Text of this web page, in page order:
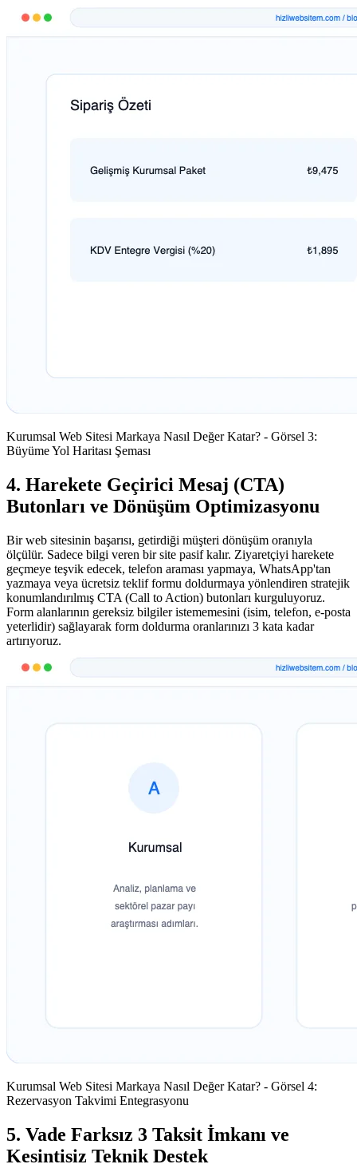
Kurumsal Web Sitesi Markaya Nasıl Değer Katar? - Görsel 3:
Büyüme Yol Haritası Şeması
4. Harekete Geçirici Mesaj (CTA)
Butonları ve Dönüşüm Optimizasyonu
Bir web sitesinin başarısı, getirdiği müşteri dönüşüm oranıyla
ölçülür. Sadece bilgi veren bir site pasif kalır. Ziyaretçiyi harekete
geçmeye teşvik edecek, telefon araması yapmaya, WhatsApp'tan
yazmaya veya ücretsiz teklif formu doldurmaya yönlendiren stratejik
konumlandırılmış CTA (Call to Action) butonları kurguluyoruz.
Form alanlarının gereksiz bilgiler istememesini (isim, telefon, e-posta
yeterlidir) sağlayarak form doldurma oranlarınızı 3 kata kadar
artırıyoruz.
Kurumsal Web Sitesi Markaya Nasıl Değer Katar? - Görsel 4:
Rezervasyon Takvimi Entegrasyonu
5. Vade Farksız 3 Taksit İmkanı ve
Kesintisiz Teknik Destek